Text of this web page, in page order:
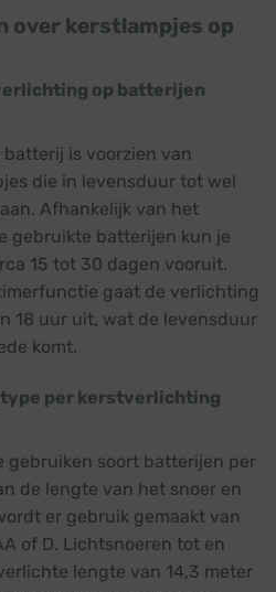
over kerstlampjes op
op batterijen
is voorzien van
die in levensduur tot wel
Afhankelijk van het
gebruikte batterijen kun je
15 tot 30 dagen vooruit.
gaat de verlichting
18 uur uit, wat de levensduur
komt.
per kerstverlichting
gebruiken soort batterijen per
de lengte van het snoer en
er gebruik gemaakt van
of D. Lichtsnoeren tot en
lengte van 14,3 meter